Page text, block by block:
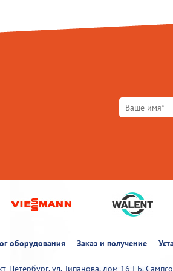
оборудования Заказ и получение
Петербург, ул. Типанова, дом 16 I Б.